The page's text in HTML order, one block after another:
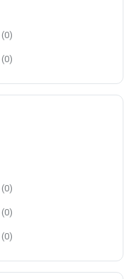
(0)
(0)
(0)
(0)
(0)